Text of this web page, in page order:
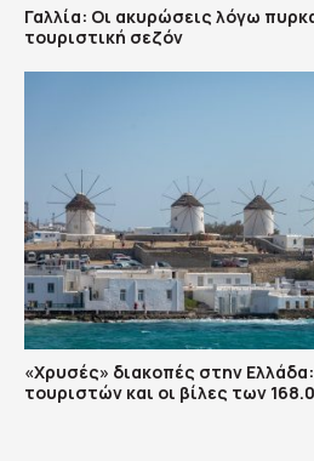
Γαλλία: Οι ακυρώσεις λόγω
τουριστική σεζόν
«Χρυσές» διακοπές στην
τουριστών και οι βίλες των